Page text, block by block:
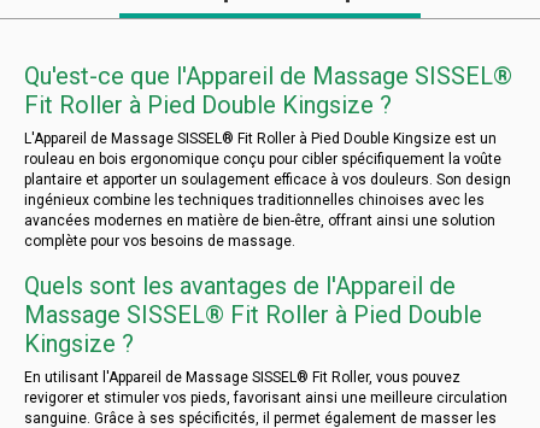
Qu'est-ce que l'Appareil de Massage SISSEL®
Fit Roller à Pied Double Kingsize ?
L'Appareil de Massage SISSEL® Fit Roller à Pied Double Kingsize est un
rouleau en bois ergonomique conçu pour cibler spécifiquement la voûte
plantaire et apporter un soulagement efficace à vos douleurs. Son design
ingénieux combine les techniques traditionnelles chinoises avec les
avancées modernes en matière de bien-être, offrant ainsi une solution
complète pour vos besoins de massage.
Quels sont les avantages de l'Appareil de
Massage SISSEL® Fit Roller à Pied Double
Kingsize ?
En utilisant l'Appareil de Massage SISSEL® Fit Roller, vous pouvez
revigorer et stimuler vos pieds, favorisant ainsi une meilleure circulation
sanguine. Grâce à ses spécificités, il permet également de masser les